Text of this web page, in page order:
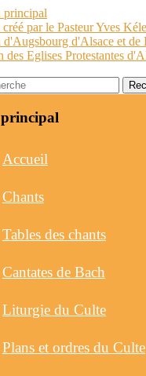
principal
Accueil
Chants
Tables des chants
Cantates de Bach
Liturgie du Culte
Plans et ordres du Culte